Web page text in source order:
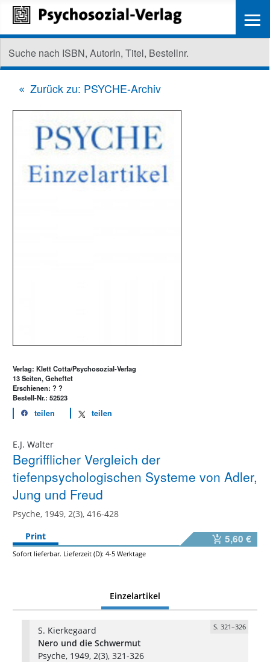
Zurück zu: PSYCHE-Archiv
Verlag: Klett Cotta/Psychosozial-Verlag
13 Seiten, Geheftet
Erschienen: ? ?
Bestell-Nr.: 52523
teilen teilen
E.J. Walter
Begrifflicher Vergleich der
tiefenpsychologischen Systeme von Adler,
Jung und Freud
Psyche, 1949, 2(3), 416-428
Print
5,60 €
Sofort lieferbar. Lieferzeit (D): 4-5 Werktage
Einzelartikel
S. Kierkegaard S. 321–326
Nero und die Schwermut
Psyche, 1949, 2(3), 321-326
≡